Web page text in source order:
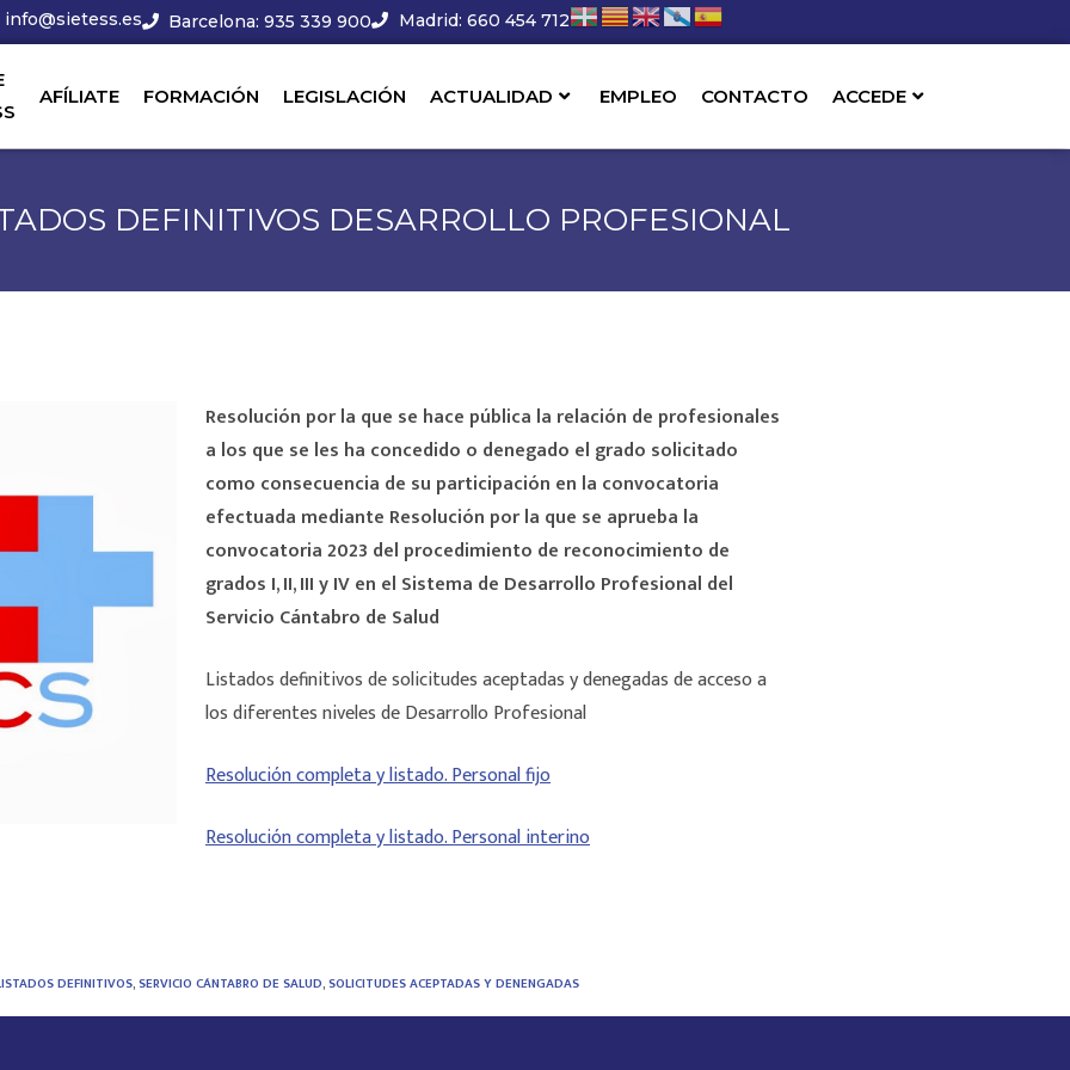
info@sietess.es Barcelona: 935 339 900 Madrid: 660 454 712
AFÍLIATE FORMACIÓN LEGISLACIÓN ACTUALIDAD EMPLEO CONTACTO ACCEDE
DEFINITIVOS DESARROLLO PROFESIONAL
Resolución por la que se hace pública la relación de profesionales
a los que se les ha concedido o denegado el grado solicitado
como consecuencia de su participación en la convocatoria
efectuada mediante Resolución por la que se aprueba la
convocatoria 2023 del procedimiento de reconocimiento de
grados I, II, III y IV en el Sistema de Desarrollo Profesional del
Servicio Cántabro de Salud
Listados definitivos de solicitudes aceptadas y denegadas de acceso a
los diferentes niveles de Desarrollo Profesional
Resolución completa y listado. Personal fijo
Resolución completa y listado. Personal interino
DEFINITIVOS,SERVICIO CÁNTABRO DE SALUD,SOLICITUDES ACEPTADAS Y DENENGADAS